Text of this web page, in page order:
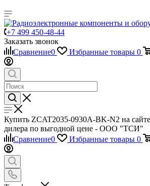
+7 499 450-48-44
Заказать звонок
Сравнение0 Избранные товары 0
Купить ZCAT2035-0930A-BK-N2 на
дилера по выгодной цене - ООО "ТСИ"
Сравнение0 Избранные товары 0